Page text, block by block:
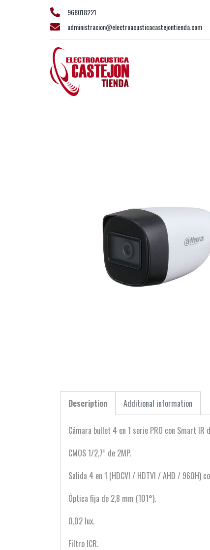
968018221
administracion@electroacusticacastejontienda.com
Description Additional information
Cámara bullet 4 en 1 serie PRO con Smart IR
CMOS 1/2,7” de 2MP.
Salida 4 en 1 (HDCVI / HDTVI / AHD / 960H)
Óptica fija de 2,8 mm (101°).
0,02 lux.
Filtro ICR.